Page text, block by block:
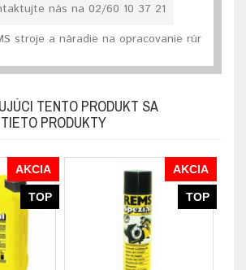
nás na 02/60 10 37 21
stroje a náradie na opracovanie rúr
TENTO PRODUKT SA
PRODUKTY
AKCIA
TOP
AKCIA
TOP